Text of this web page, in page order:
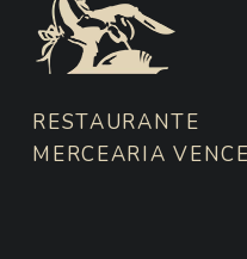
RESTAURANTE
MERCEARIA